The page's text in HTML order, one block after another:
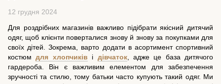
12 грудня 2024
Для роздрібних магазинів важливо підібрати якісний дитячий
одяг, щоб клієнти поверталися знову й знову за покупками для
своїх дітей. Зокрема, варто додати в асортимент спортивний
костюмдля хлопчиків і дівчаток, адже це база дитячого
гардероба. Він є важливим елементом для забезпечення
зручності та стилю, тому батьки часто купують такий одяг. Ми